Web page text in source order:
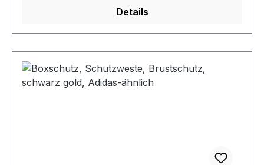
Details